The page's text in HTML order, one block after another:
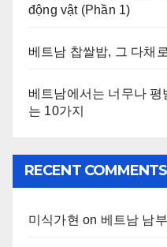
động vật (Phần 1)
베트남 찹쌀밥, 그 다채
베트남에서는 너무나
는 10가지
RECENT COMMENTS
미식가현 on 베트남 남